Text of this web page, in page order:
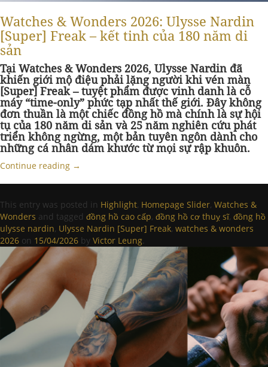
Watches & Wonders 2026: Ulysse Nardin
[Super] Freak – kết tinh của 180 năm di
sản
Tại Watches & Wonders 2026, Ulysse Nardin đã
khiến giới mộ điệu phải lặng người khi vén màn
[Super] Freak – tuyệt phẩm được vinh danh là cỗ
máy “time-only” phức tạp nhất thế giới. Đây không
đơn thuần là một chiếc đồng hồ mà chính là sự hội
tụ của 180 năm di sản và 25 năm nghiên cứu phát
triển không ngừng, một bản tuyên ngôn dành cho
những cá nhân dám khước từ mọi sự rập khuôn.
Continue reading →
This entry was posted in Highlight, Homepage Slider, Watches &
Wonders and tagged đồng hồ cao cấp, đồng hồ cơ thuỵ sĩ, đồng hồ
ulysse nardin, Ulysse Nardin [Super] Freak, watches & wonders
2026 on 15/04/2026 by Victor Leung.